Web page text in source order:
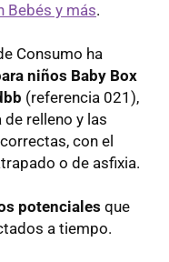
Bebés y más.
Consumo ha
niños Baby Box
(referencia 021),
relleno y las
con el
o de asfixia.
potenciales que
a tiempo.